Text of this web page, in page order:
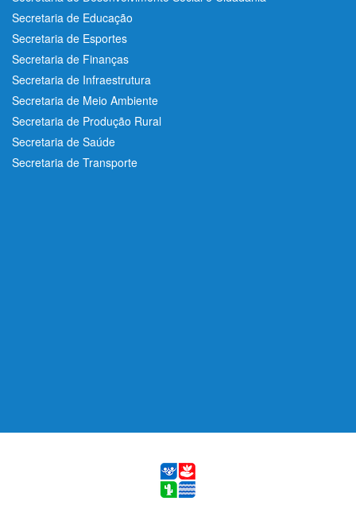
Secretaria de Educação
Secretaria de Esportes
Secretaria de Finanças
Secretaria de Infraestrutura
Secretaria de Meio Ambiente
Secretaria de Produção Rural
Secretaria de Saúde
Secretaria de Transporte